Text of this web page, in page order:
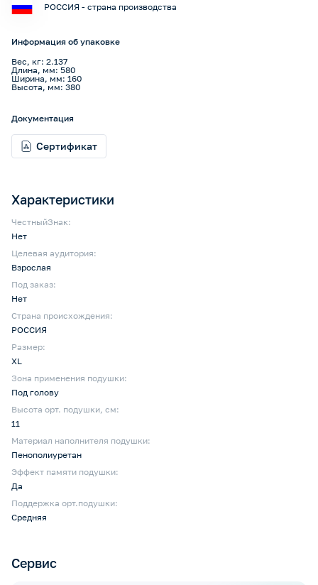
Характеристики
ЧестныйЗнак:
Нет
Целевая аудитория:
Взрослая
Под заказ:
Нет
Страна происхождения:
РОССИЯ
Размер:
XL
Зона применения подушки:
Под голову
Высота орт. подушки, см:
11
Материал наполнителя подушки:
Пенополиуретан
Эффект памяти подушки:
Да
Поддержка орт.подушки:
Средняя
РОССИЯ - страна производства
Информация об упаковке
Вес, кг: 2.137
Длина, мм: 580
Ширина, мм: 160
Высота, мм: 380
Документация
Сертификат
Сервис